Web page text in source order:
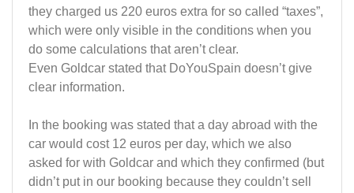
they charged us 220 euros extra for so called “taxes”,
which were only visible in the conditions when you
do some calculations that aren’t clear.
Even Goldcar stated that DoYouSpain doesn’t give
clear information.
In the booking was stated that a day abroad with the
car would cost 12 euros per day, which we also
asked for with Goldcar and which they confirmed (but
didn’t put in our booking because they couldn’t sell